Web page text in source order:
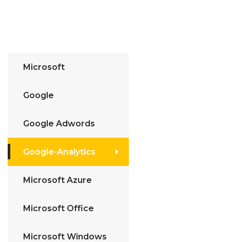
Microsoft
Google
Google Adwords
Google-Analytics
Microsoft Azure
Microsoft Office
Microsoft Windows